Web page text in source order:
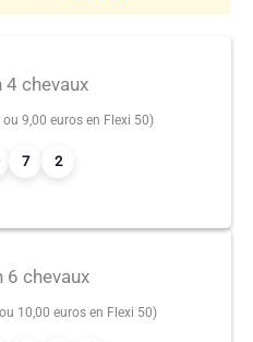
chevaux
9,00 euros en Flexi 50)
7 2
6 chevaux
10,00 euros en Flexi 50)